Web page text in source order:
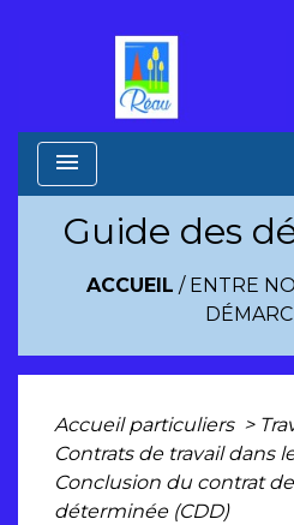
menu
Guide des
ACCUEIL / ENTRE
Accueil particuliers >
Contrats de travail dans
Conclusion du contrat
déterminée (CDD)